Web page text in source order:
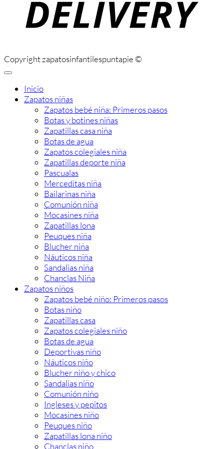
Copyright zapatosinfantilespuntapie ©
Inicio
Zapatos niñas
Zapatos bebé niña: Primeros pasos
Botas y botines niñas
Zapatillas casa niña
Botas de agua
Zapatos colegiales niña
Zapatillas deporte niña
Pascualas
Merceditas niña
Bailarinas niña
Comunión niña
Mocasines niña
Zapatillas lona
Peuques niña
Blucher niña
Náuticos niña
Sandalias niña
Chanclas Niña
Zapatos niños
Zapatos bebé niño: Primeros pasos
Botas niño
Zapatillas casa
Zapatos colegiales niño
Botas de agua
Deportivas niño
Náuticos niño
Blucher niño y chico
Sandalias niño
Comunión niño
Ingleses y pepitos
Mocasines niño
Peuques niño
Zapatillas lona niño
Chanclas niño